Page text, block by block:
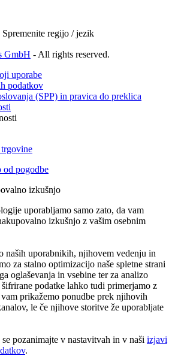
Spremenite regijo / jezik
GmbH - All rights reserved.
uporabe
podatkov
(SPP) in pravica do preklica
od pogodbe
izkušnjo
uporabljamo samo zato, da vam
izkušnjo z vašim osebnim
naših uporabnikih, njihovem vedenju in
za stalno optimizacijo naše spletne strani
oglaševanja in vsebine ter za analizo
šifrirane podatke lahko tudi primerjamo z
prikažemo ponudbe prek njihovih
le če njihove storitve že uporabljate
pozanimajte v nastavitvah in v naši izjavi
.